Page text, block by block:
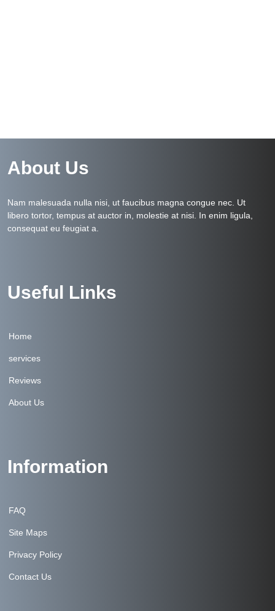
About Us
Nam malesuada nulla nisi, ut faucibus magna congue nec. Ut
libero tortor, tempus at auctor in, molestie at nisi. In enim ligula,
consequat eu feugiat a.
Useful Links
Home
services
Reviews
About Us
Information
FAQ
Site Maps
Privacy Policy
Contact Us